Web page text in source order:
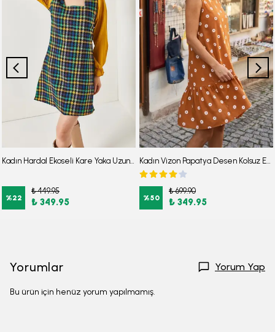
Kadın Hardal Ekoseli Kare Yaka Uzun Kol Elbise ARM-22Y001182
%22
₺ 449.95
₺ 349.95
Kadın Vizon Papatya Desen Kolsuz Eteği Fırfırlı Elbise ARM-22Y001123
%50
₺ 699.90
₺ 349.95
Yorumlar Yorum Yap
Bu ürün için henüz yorum yapılmamış.